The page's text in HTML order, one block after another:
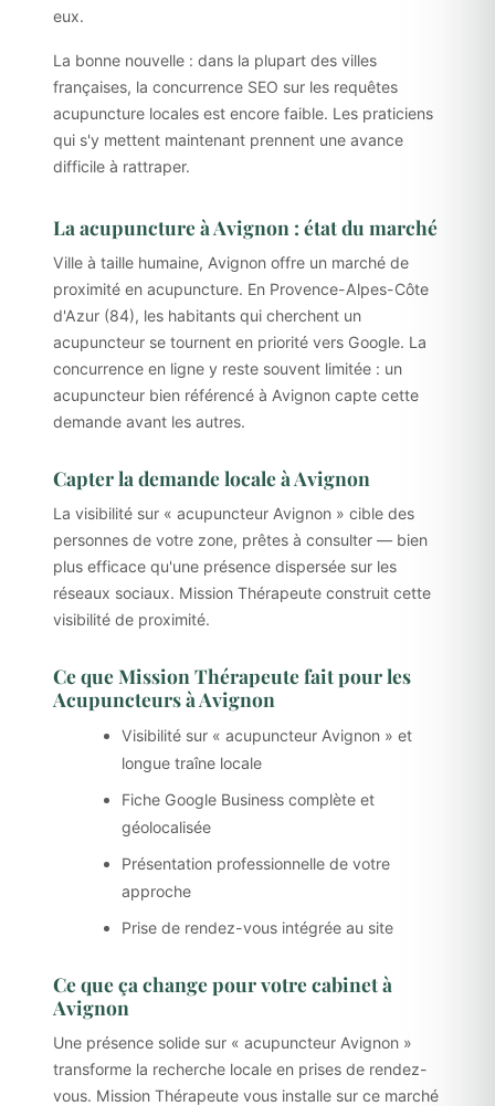
eux.
La bonne nouvelle : dans la plupart des villes
françaises, la concurrence SEO sur les requêtes
acupuncture locales est encore faible. Les praticiens
qui s'y mettent maintenant prennent une avance
difficile à rattraper.
La acupuncture à Avignon : état du marché
Ville à taille humaine, Avignon offre un marché de
proximité en acupuncture. En Provence-Alpes-Côte
d'Azur (84), les habitants qui cherchent un
acupuncteur se tournent en priorité vers Google. La
concurrence en ligne y reste souvent limitée : un
acupuncteur bien référencé à Avignon capte cette
demande avant les autres.
Capter la demande locale à Avignon
La visibilité sur « acupuncteur Avignon » cible des
personnes de votre zone, prêtes à consulter — bien
plus efficace qu'une présence dispersée sur les
réseaux sociaux. Mission Thérapeute construit cette
visibilité de proximité.
Ce que Mission Thérapeute fait pour les
Acupuncteurs à Avignon
Visibilité sur « acupuncteur Avignon » et
longue traîne locale
Fiche Google Business complète et
géolocalisée
Présentation professionnelle de votre
approche
Prise de rendez-vous intégrée au site
Ce que ça change pour votre cabinet à
Avignon
Une présence solide sur « acupuncteur Avignon »
transforme la recherche locale en prises de rendez-
vous. Mission Thérapeute vous installe sur ce marché